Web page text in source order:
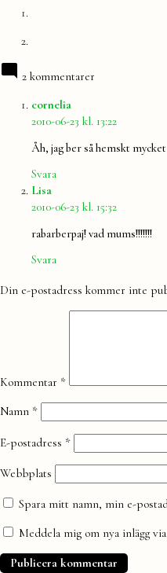
2 kommentarer
cornelia
2010-06-23 kl. 13:22
Åh, jag ber så hemskt
Svara
Lisa
2010-06-23 kl. 15:32
rabarberpaj! vad mums!!!!!!!
Svara
Lämna
Din e-postadress kommer inte
Kommentar *
Namn *
E-postadress *
Webbplats
Spara mitt namn, min e-
Meddela mig om nya inlägg